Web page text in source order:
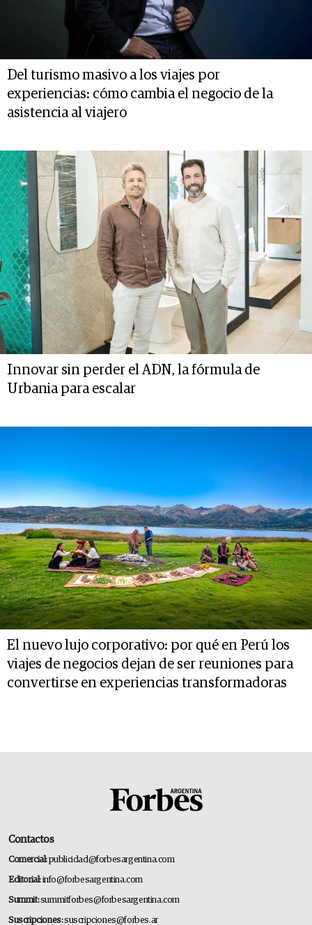
Del turismo masivo a los viajes por
experiencias: cómo cambia el negocio de la
asistencia al viajero
Innovar sin perder el ADN, la fórmula de
Urbania para escalar
El nuevo lujo corporativo: por qué en Perú los
viajes de negocios dejan de ser reuniones para
convertirse en experiencias transformadoras
Contactos
Comercial:publicidad@forbesargentina.com
Editorial:info@forbesargentina.com
Summit:summitforbes@forbesargentina.com
Suscripciones:suscripciones@forbes.ar